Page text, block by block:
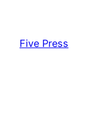
Five Press